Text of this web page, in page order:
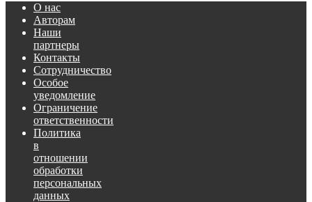
О нас
Авторам
Наши
партнеры
Контакты
Сотрудничество
Особое
уведомление
Ограничение
ответственности
Политика
в
отношении
обработки
персональных
данных